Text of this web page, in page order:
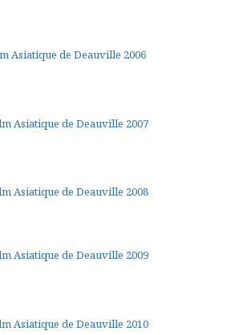
Asiatique de Deauville 2006
Asiatique de Deauville 2007
Asiatique de Deauville 2008
Asiatique de Deauville 2009
Asiatique de Deauville 2010